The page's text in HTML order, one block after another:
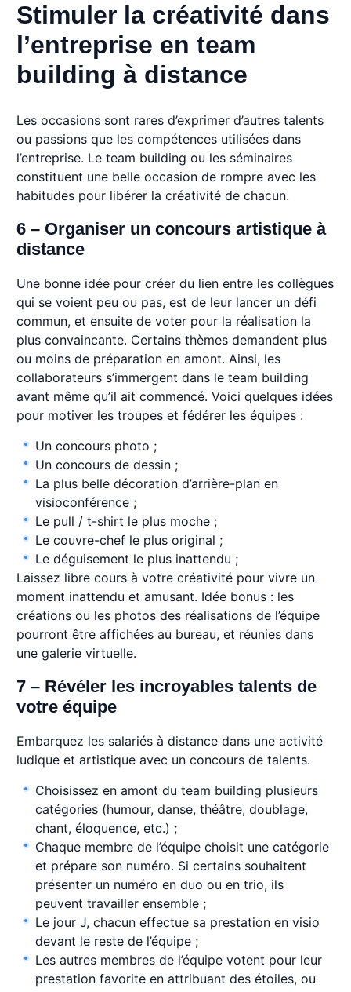
Stimuler la créativité dans
l’entreprise en team
building à distance
Les occasions sont rares d’exprimer d’autres talents
ou passions que les compétences utilisées dans
l’entreprise. Le team building ou les séminaires
constituent une belle occasion de rompre avec les
habitudes pour libérer la créativité de chacun.
6 – Organiser un concours artistique à
distance
Une bonne idée pour créer du lien entre les collègues
qui se voient peu ou pas, est de leur lancer un défi
commun, et ensuite de voter pour la réalisation la
plus convaincante. Certains thèmes demandent plus
ou moins de préparation en amont. Ainsi, les
collaborateurs s’immergent dans le team building
avant même qu’il ait commencé. Voici quelques idées
pour motiver les troupes et fédérer les équipes :
Un concours photo ;
Un concours de dessin ;
La plus belle décoration d’arrière-plan en
visioconférence ;
Le pull / t-shirt le plus moche ;
Le couvre-chef le plus original ;
Le déguisement le plus inattendu ;
Laissez libre cours à votre créativité pour vivre un
moment inattendu et amusant. Idée bonus : les
créations ou les photos des réalisations de l’équipe
pourront être affichées au bureau, et réunies dans
une galerie virtuelle.
7 – Révéler les incroyables talents de
votre équipe
Embarquez les salariés à distance dans une activité
ludique et artistique avec un concours de talents.
Choisissez en amont du team building plusieurs
catégories (humour, danse, théâtre, doublage,
chant, éloquence, etc.) ;
Chaque membre de l’équipe choisit une catégorie
et prépare son numéro. Si certains souhaitent
présenter un numéro en duo ou en trio, ils
peuvent travailler ensemble ;
Le jour J, chacun effectue sa prestation en visio
devant le reste de l’équipe ;
Les autres membres de l’équipe votent pour leur
prestation favorite en attribuant des étoiles, ou